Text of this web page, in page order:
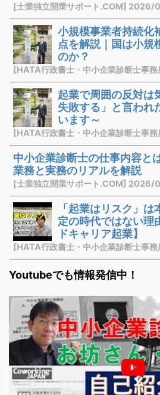
[士業独立開業サポート.COM]
小規模事業者持続化
点を解説｜国は小規
のか？
[HATA行政書士・中小企業診断士事
起業で周囲の反対は
失敗する」と言われ
います～
[HATA行政書士・中小企業診断士事
中小企業診断士の仕事内容と
業務と実務のリアルを解説
[士業独立開業サポート.COM] 2026/
「起業はリスク」
定の時代ではない理
ドキャリア起業】
[HATA行政書士・中小企業診断士事
Youtubeでも情報発信中！